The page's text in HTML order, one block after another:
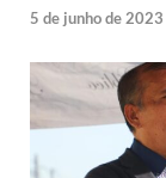
5 de junho de 2023